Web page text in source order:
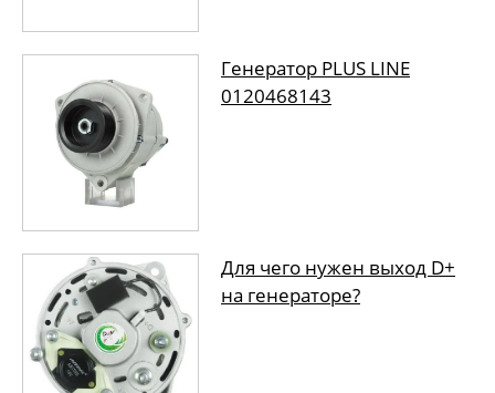
Генератор PLUS LINE
0120468143
Для чего нужен выход D+
на генераторе?